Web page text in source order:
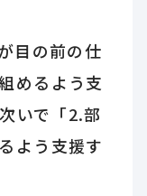
目の前の仕
めるよう支
いで「2.部
よう支援す